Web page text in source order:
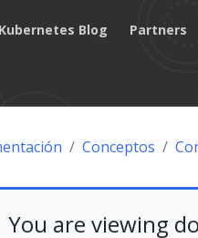
Kubernetes Blog Partners
Conceptos
You are viewing